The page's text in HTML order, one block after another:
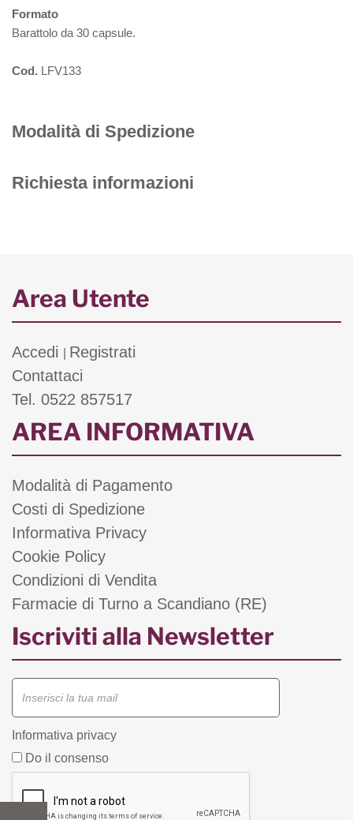
Formato
Barattolo da 30 capsule.
Cod. LFV133
Modalità di Spedizione
Richiesta informazioni
Area Utente
Accedi
Registrati
Contattaci
Tel. 0522 857517
AREA INFORMATIVA
Modalità di Pagamento
Costi di Spedizione
Informativa Privacy
Cookie Policy
Condizioni di Vendita
Farmacie di Turno a Scandiano (RE)
Iscriviti alla Newsletter
Informativa privacy
Do il consenso